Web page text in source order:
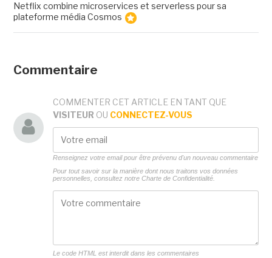
Netflix combine microservices et serverless pour sa
plateforme média Cosmos
Commentaire
COMMENTER CET ARTICLE EN TANT QUE
VISITEUR OU CONNECTEZ-VOUS
Renseignez votre email pour être prévenu d'un nouveau commentaire
Pour tout savoir sur la manière dont nous traitons vos données
personnelles, consultez notre Charte de Confidentialité.
Le code HTML est interdit dans les commentaires